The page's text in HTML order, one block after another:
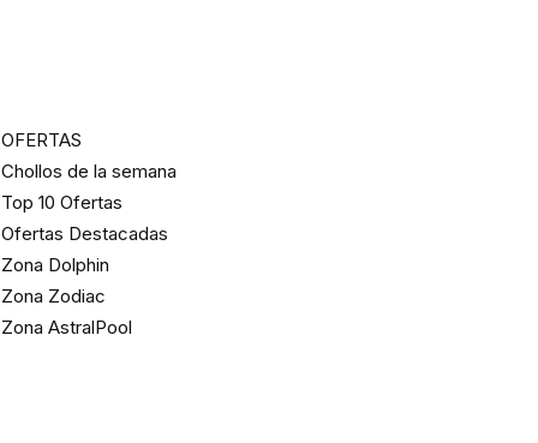
OFERTAS
Chollos de la semana
Top 10 Ofertas
Ofertas Destacadas
Zona Dolphin
Zona Zodiac
Zona AstralPool